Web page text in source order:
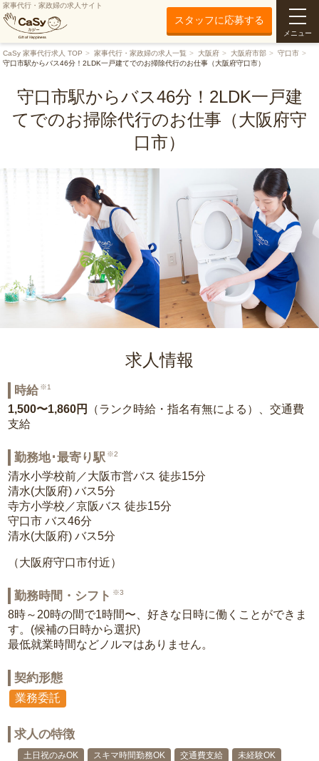
家事代行・家政婦の求人サイト
スタッフに応募する
メニュー
CaSy 家事代行求人 TOP 家事代行・家政婦の求人一覧 大阪府 大阪府市部
守口市
守口市駅からバス46分！2LDK一戸建てでのお掃除代行のお仕事（大阪府守口市）
守口市駅からバス46分！2LDK一戸建
てでのお掃除代行のお仕事（大阪府守
口市）
求人情報
時給 ※1
1,500〜1,860円
（ランク時給・指名有無による）、交通費
支給
勤務地･最寄り駅 ※2
清水小学校前／大阪市営バス 徒歩15分
清水(大阪府) バス5分
寺方小学校／京阪バス 徒歩15分
守口市 バス46分
清水(大阪府) バス5分
（大阪府守口市付近）
勤務時間・シフト ※3
8時～20時の間で1時間〜、好きな日時に働くことができま
す。(候補の日時から選択)
最低就業時間などノルマはありません。
契約形態
業務委託
求人の特徴
土日祝のみOK スキマ時間勤務OK 交通費支給
未経験OK